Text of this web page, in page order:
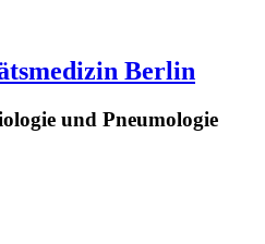
Berlin
und Pneumologie